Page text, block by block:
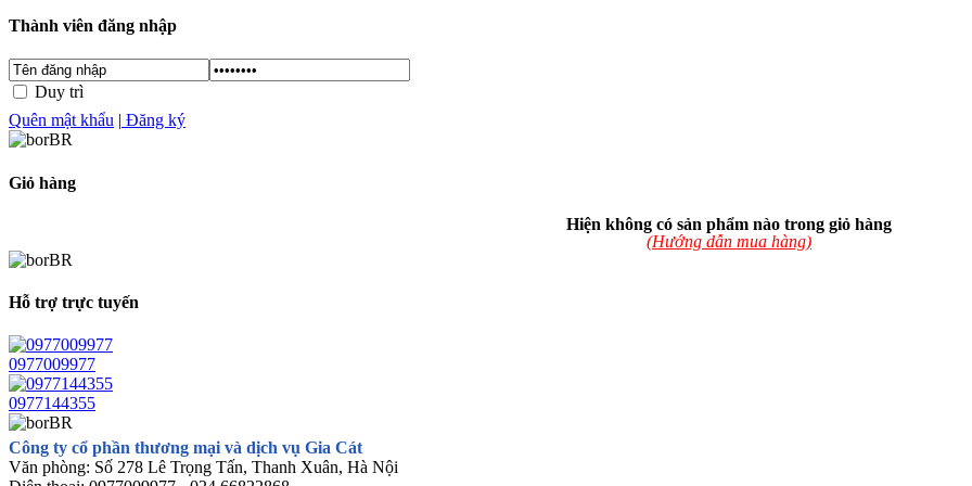
Thành viên đăng nhập
Duy trì
Quên mật khẩu | Đăng ký
Giỏ hàng
Hiện không có sản phẩm nào trong giỏ hàng
(Hướng dẫn mua hàng)
Hỗ trợ trực tuyến
0977009977
0977144355
Công ty cổ phần thương mại và dịch vụ Gia Cát
Văn phòng: Số 278 Lê Trọng Tấn, Thanh Xuân, Hà Nội